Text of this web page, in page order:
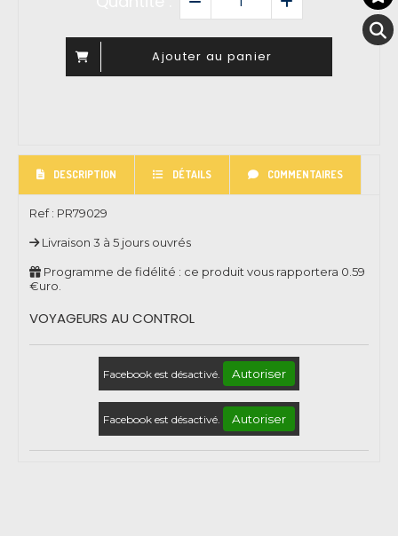
Ajouter au panier
DESCRIPTION DÉTAILS COMMENTAIRES
Ref : PR79029
Livraison 3 à 5 jours ouvrés
Programme de fidélité : ce produit vous rapportera 0.59
€uro.
VOYAGEURS AU CONTROL
Facebook est désactivé. Autoriser
Facebook est désactivé. Autoriser